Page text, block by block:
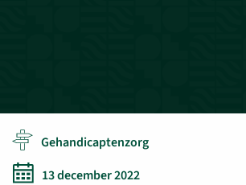
Gehandicaptenzorg
13 december 2022